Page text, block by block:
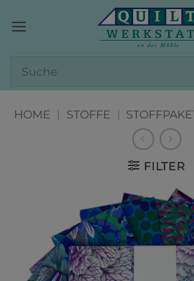
Inhalt
HOME | STOFFE |
FILTER